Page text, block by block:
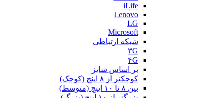
iLife
Lenovo
LG
Microsoft
شبکه ارتباطی
۳G
۴G
بر اساس سایز
کوچکتر از ۸ اینچ (کوچک)
بین ۸ تا ۱۰ اینچ (متوسط)